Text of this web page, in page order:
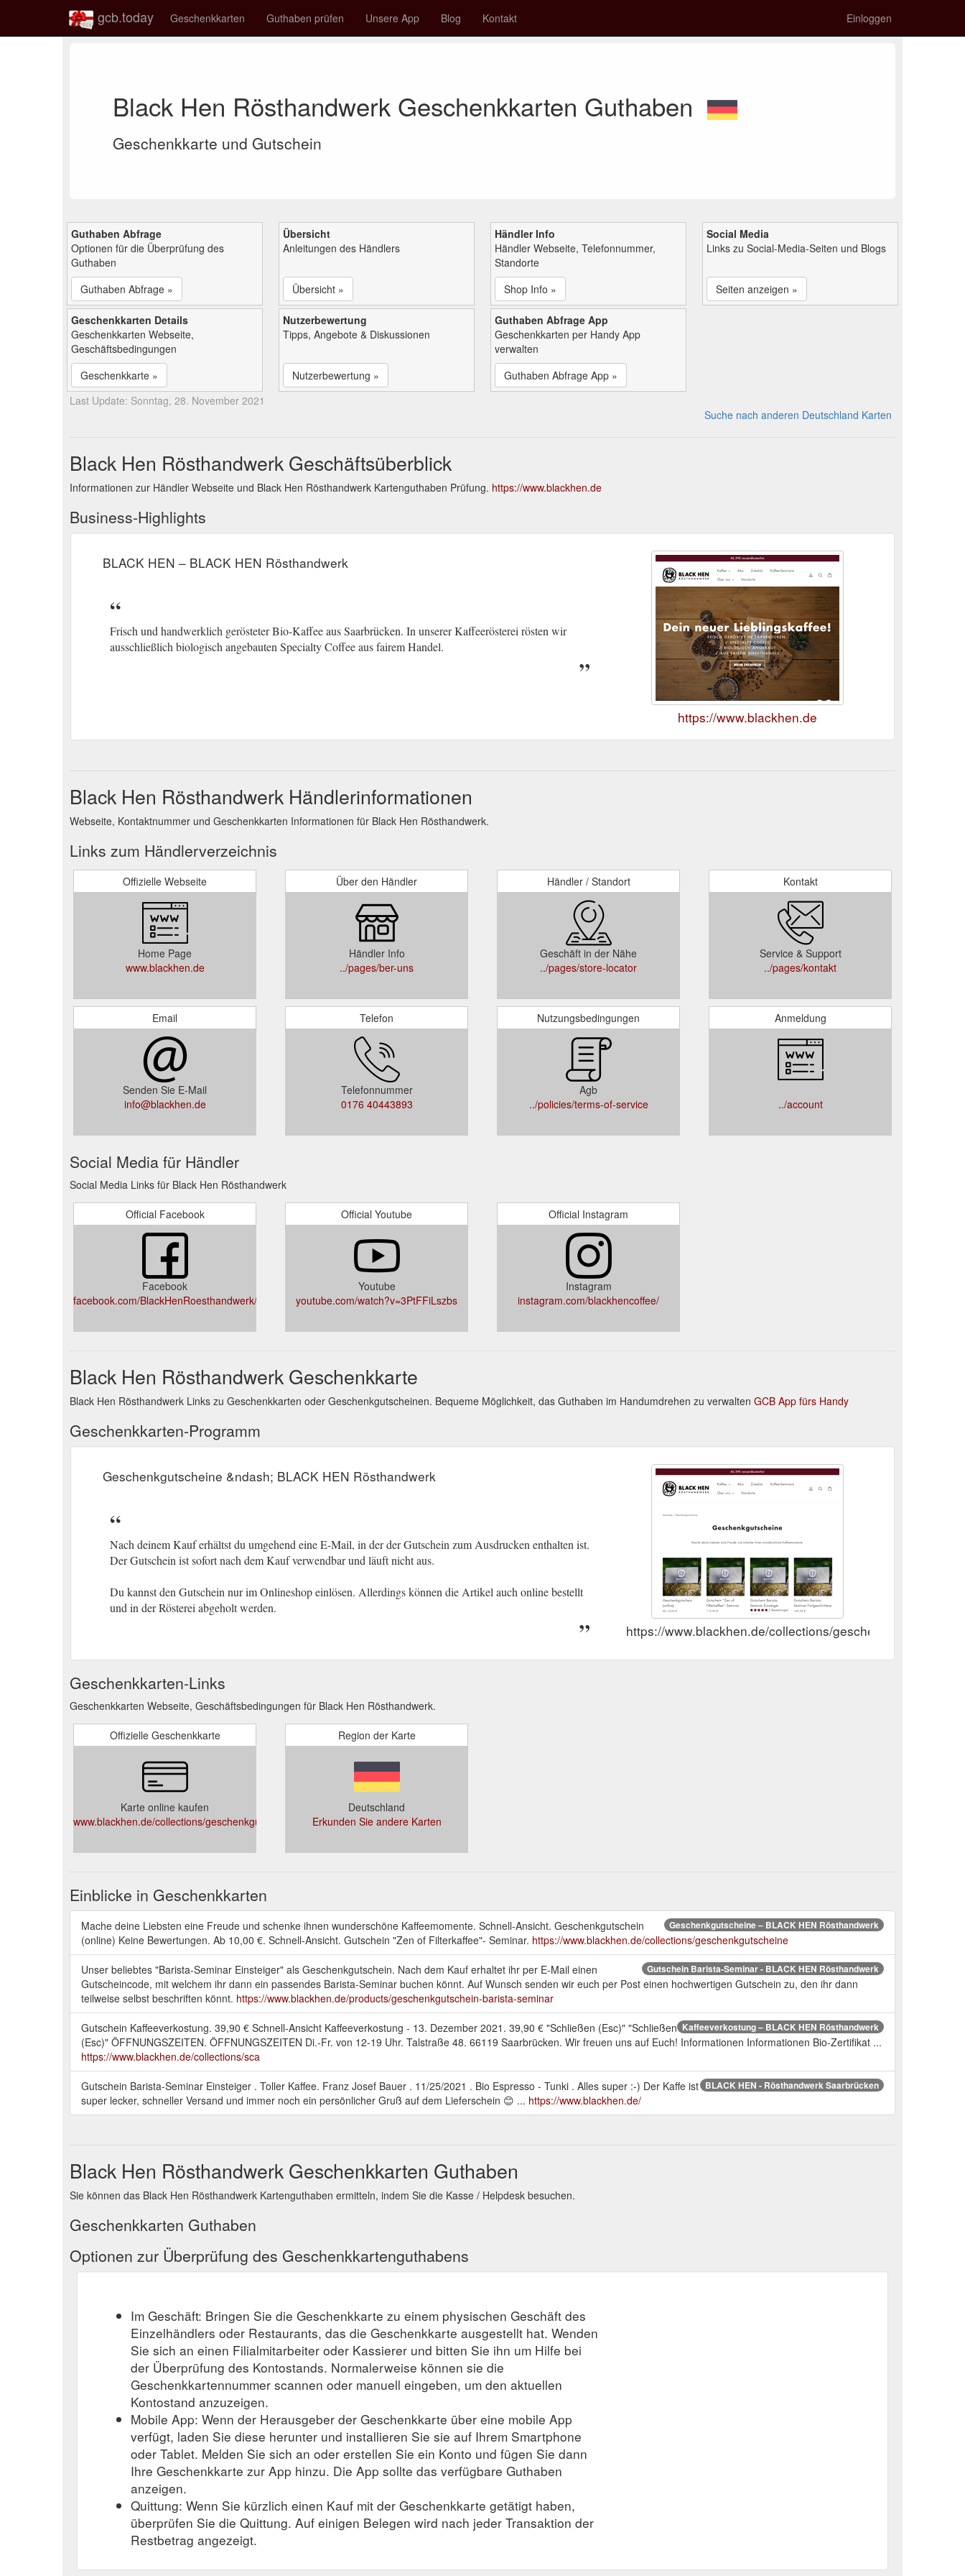
gcb.today Geschenkkarten Guthaben prüfen Unsere App Blog Kontakt Einloggen
Black Hen Rösthandwerk Geschenkkarten Guthaben
Geschenkkarte und Gutschein
Guthaben Abfrage
Optionen für die Überprüfung des
Guthaben
Guthaben Abfrage »
Übersicht
Anleitungen des Händlers
Übersicht »
Händler Info
Händler Webseite, Telefonnummer,
Standorte
Shop Info »
Social Media
Links zu Social-Media-Seiten und Blogs
Seiten anzeigen »
Geschenkkarten Details
Geschenkkarten Webseite,
Geschäftsbedingungen
Geschenkkarte »
Nutzerbewertung
Tipps, Angebote & Diskussionen
Nutzerbewertung »
Guthaben Abfrage App
Geschenkkarten per Handy App
verwalten
Guthaben Abfrage App »
Last Update: Sonntag, 28. November 2021
Suche nach anderen Deutschland Karten
Black Hen Rösthandwerk Geschäftsüberblick
Informationen zur Händler Webseite und Black Hen Rösthandwerk Kartenguthaben Prüfung. https://www.blackhen.de
Business-Highlights
BLACK HEN – BLACK HEN Rösthandwerk
Frisch und handwerklich gerösteter Bio-Kaffee aus Saarbrücken. In unserer Kaffeerösterei rösten wir
ausschließlich biologisch angebauten Specialty Coffee aus fairem Handel.
https://www.blackhen.de
Black Hen Rösthandwerk Händlerinformationen
Webseite, Kontaktnummer und Geschenkkarten Informationen für Black Hen Rösthandwerk.
Links zum Händlerverzeichnis
Offizielle Webseite
Home Page
www.blackhen.de
Über den Händler
Händler Info
../pages/ber-uns
Händler / Standort
Geschäft in der Nähe
../pages/store-locator
Kontakt
Service & Support
../pages/kontakt
Email
Senden Sie E-Mail
info@blackhen.de
Telefon
Telefonnummer
0176 40443893
Nutzungsbedingungen
Agb
../policies/terms-of-service
Anmeldung
../account
Social Media für Händler
Social Media Links für Black Hen Rösthandwerk
Official Facebook
Facebook
facebook.com/BlackHenRoesthandwerk/
Official Youtube
Youtube
youtube.com/watch?v=3PtFFiLszbs
Official Instagram
Instagram
instagram.com/blackhencoffee/
Black Hen Rösthandwerk Geschenkkarte
Black Hen Rösthandwerk Links zu Geschenkkarten oder Geschenkgutscheinen. Bequeme Möglichkeit, das Guthaben im Handumdrehen zu verwalten GCB App fürs Handy
Geschenkkarten-Programm
Geschenkgutscheine &ndash; BLACK HEN Rösthandwerk
Nach deinem Kauf erhältst du umgehend eine E-Mail, in der der Gutschein zum Ausdrucken enthalten ist.
Der Gutschein ist sofort nach dem Kauf verwendbar und läuft nicht aus.
Du kannst den Gutschein nur im Onlineshop einlösen. Allerdings können die Artikel auch online bestellt
und in der Rösterei abgeholt werden.
https://www.blackhen.de/collections/geschenkgutscheine
Geschenkkarten-Links
Geschenkkarten Webseite, Geschäftsbedingungen für Black Hen Rösthandwerk.
Offizielle Geschenkkarte
Karte online kaufen
www.blackhen.de/collections/geschenkgutscheine
Region der Karte
Deutschland
Erkunden Sie andere Karten
Einblicke in Geschenkkarten
Geschenkgutscheine – BLACK HEN Rösthandwerk
Mache deine Liebsten eine Freude und schenke ihnen wunderschöne Kaffeemomente. Schnell-Ansicht. Geschenkgutschein
(online) Keine Bewertungen. Ab 10,00 €. Schnell-Ansicht. Gutschein "Zen of Filterkaffee"- Seminar. https://www.blackhen.de/collections/geschenkgutscheine
Gutschein Barista-Seminar - BLACK HEN Rösthandwerk
Unser beliebtes "Barista-Seminar Einsteiger" als Geschenkgutschein. Nach dem Kauf erhaltet ihr per E-Mail einen
Gutscheincode, mit welchem ihr dann ein passendes Barista-Seminar buchen könnt. Auf Wunsch senden wir euch per Post einen hochwertigen Gutschein zu, den ihr dann
teilweise selbst beschriften könnt. https://www.blackhen.de/products/geschenkgutschein-barista-seminar
Kaffeeverkostung – BLACK HEN Rösthandwerk
Gutschein Kaffeeverkostung. 39,90 € Schnell-Ansicht Kaffeeverkostung - 13. Dezember 2021. 39,90 € "Schließen (Esc)" "Schließen
(Esc)" ÖFFNUNGSZEITEN. ÖFFNUNGSZEITEN Di.-Fr. von 12-19 Uhr. Talstraße 48. 66119 Saarbrücken. Wir freuen uns auf Euch! Informationen Informationen Bio-Zertifikat ...
https://www.blackhen.de/collections/sca
BLACK HEN - Rösthandwerk Saarbrücken
Gutschein Barista-Seminar Einsteiger . Toller Kaffee. Franz Josef Bauer . 11/25/2021 . Bio Espresso - Tunki . Alles super :-) Der Kaffe ist
super lecker, schneller Versand und immer noch ein persönlicher Gruß auf dem Lieferschein 😊 ... https://www.blackhen.de/
Black Hen Rösthandwerk Geschenkkarten Guthaben
Sie können das Black Hen Rösthandwerk Kartenguthaben ermitteln, indem Sie die Kasse / Helpdesk besuchen.
Geschenkkarten Guthaben
Optionen zur Überprüfung des Geschenkkartenguthabens
Im Geschäft: Bringen Sie die Geschenkkarte zu einem physischen Geschäft des
Einzelhändlers oder Restaurants, das die Geschenkkarte ausgestellt hat. Wenden
Sie sich an einen Filialmitarbeiter oder Kassierer und bitten Sie ihn um Hilfe bei
der Überprüfung des Kontostands. Normalerweise können sie die
Geschenkkartennummer scannen oder manuell eingeben, um den aktuellen
Kontostand anzuzeigen.
Mobile App: Wenn der Herausgeber der Geschenkkarte über eine mobile App
verfügt, laden Sie diese herunter und installieren Sie sie auf Ihrem Smartphone
oder Tablet. Melden Sie sich an oder erstellen Sie ein Konto und fügen Sie dann
Ihre Geschenkkarte zur App hinzu. Die App sollte das verfügbare Guthaben
anzeigen.
Quittung: Wenn Sie kürzlich einen Kauf mit der Geschenkkarte getätigt haben,
überprüfen Sie die Quittung. Auf einigen Belegen wird nach jeder Transaktion der
Restbetrag angezeigt.